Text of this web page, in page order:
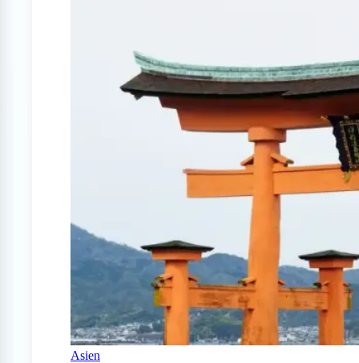
Asien